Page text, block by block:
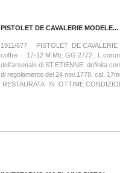
PISTOLET DE CAVALERIE MODELE...
1911/677 PISTOLET DE CAVALERIE
coffre 17-12 M Mtr. GG 2772 , L
dell’arsenale di ST.ETIENNE. definita
di regolamento del 24 nov.1778. cal.
RESTAURATA IN OTTIME